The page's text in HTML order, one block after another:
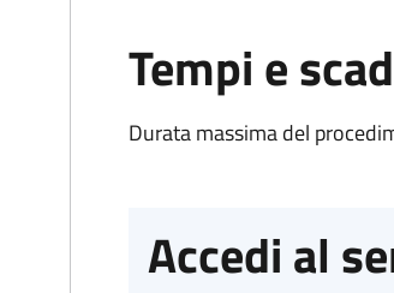
Tempi e
Durata massima del
Accedi al